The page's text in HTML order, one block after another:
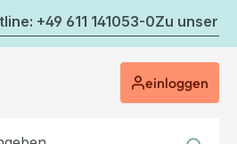
+49 611 141053-0Zu
einloggen